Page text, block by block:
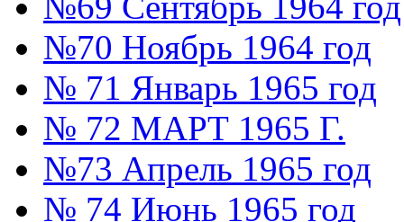
№70 Ноябрь 1964 год
№ 71 Январь 1965 год
№ 72 МАРТ 1965 Г.
№73 Апрель 1965 год
№ 74 Июнь 1965 год